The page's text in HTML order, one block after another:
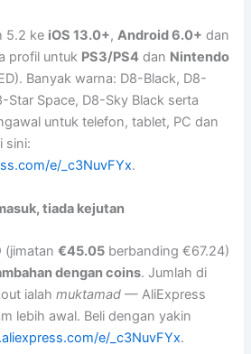
5.2 ke iOS 13.0+,Android 6.0+ dan
profil untuk PS3/PS4 dan Nintendo
Banyak warna: D8-Black, D8-
Star Space, D8-Sky Black serta
untuk telefon, tablet, PC dan
sini:
e/_c3NuvFYx.
tiada kejutan
(jimatan€45.05 berbanding €67.24)
dengan coins. Jumlah di
ialahmuktamad — AliExpress
lebih awal. Beli dengan yakin
e/_c3NuvFYx.